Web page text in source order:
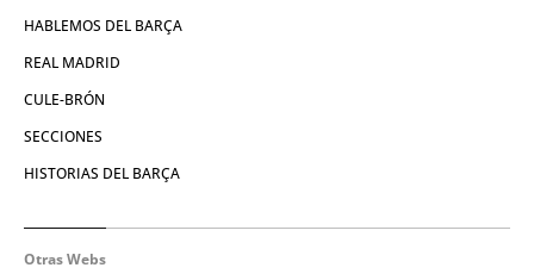
HABLEMOS DEL BARÇA
REAL MADRID
CULE-BRÓN
SECCIONES
HISTORIAS DEL BARÇA
Otras Webs